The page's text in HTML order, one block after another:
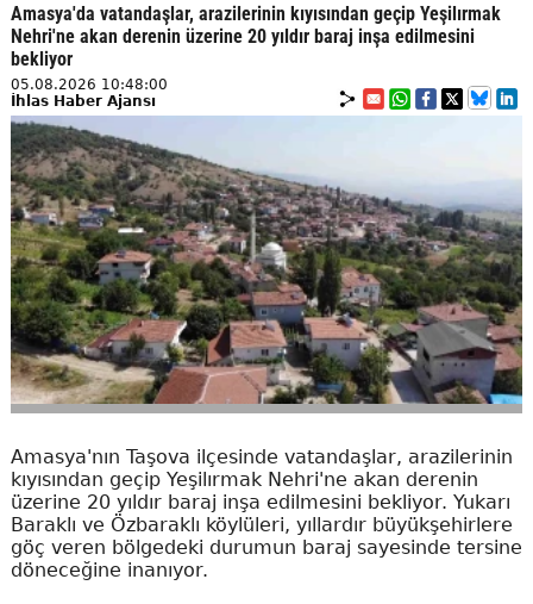
Amasya'da vatandaşlar, arazilerinin kıyısından geçip Yeşilırmak
Nehri'ne akan derenin üzerine 20 yıldır baraj inşa edilmesini
bekliyor
05.08.2026 10:48:00
İhlas Haber Ajansı
Amasya'nın Taşova ilçesinde vatandaşlar, arazilerinin
kıyısından geçip Yeşilırmak Nehri'ne akan derenin
üzerine 20 yıldır baraj inşa edilmesini bekliyor. Yukarı
Baraklı ve Özbaraklı köylüleri, yıllardır büyükşehirlere
göç veren bölgedeki durumun baraj sayesinde tersine
döneceğine inanıyor.